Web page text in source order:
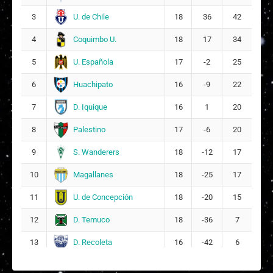
3 U. de Chile 18 36 42
4 Coquimbo U. 18 17 34
5 U. Española 17 -2 25
6 Huachipato 16 -9 22
7 D. Iquique 16 1 20
8 Palestino 17 -6 20
9 S. Wanderers 18 -12 17
10 Magallanes 18 -25 17
11 U. de Concepción 18 -20 15
12 D. Temuco 18 -36 7
13 D. Recoleta 16 -42 6